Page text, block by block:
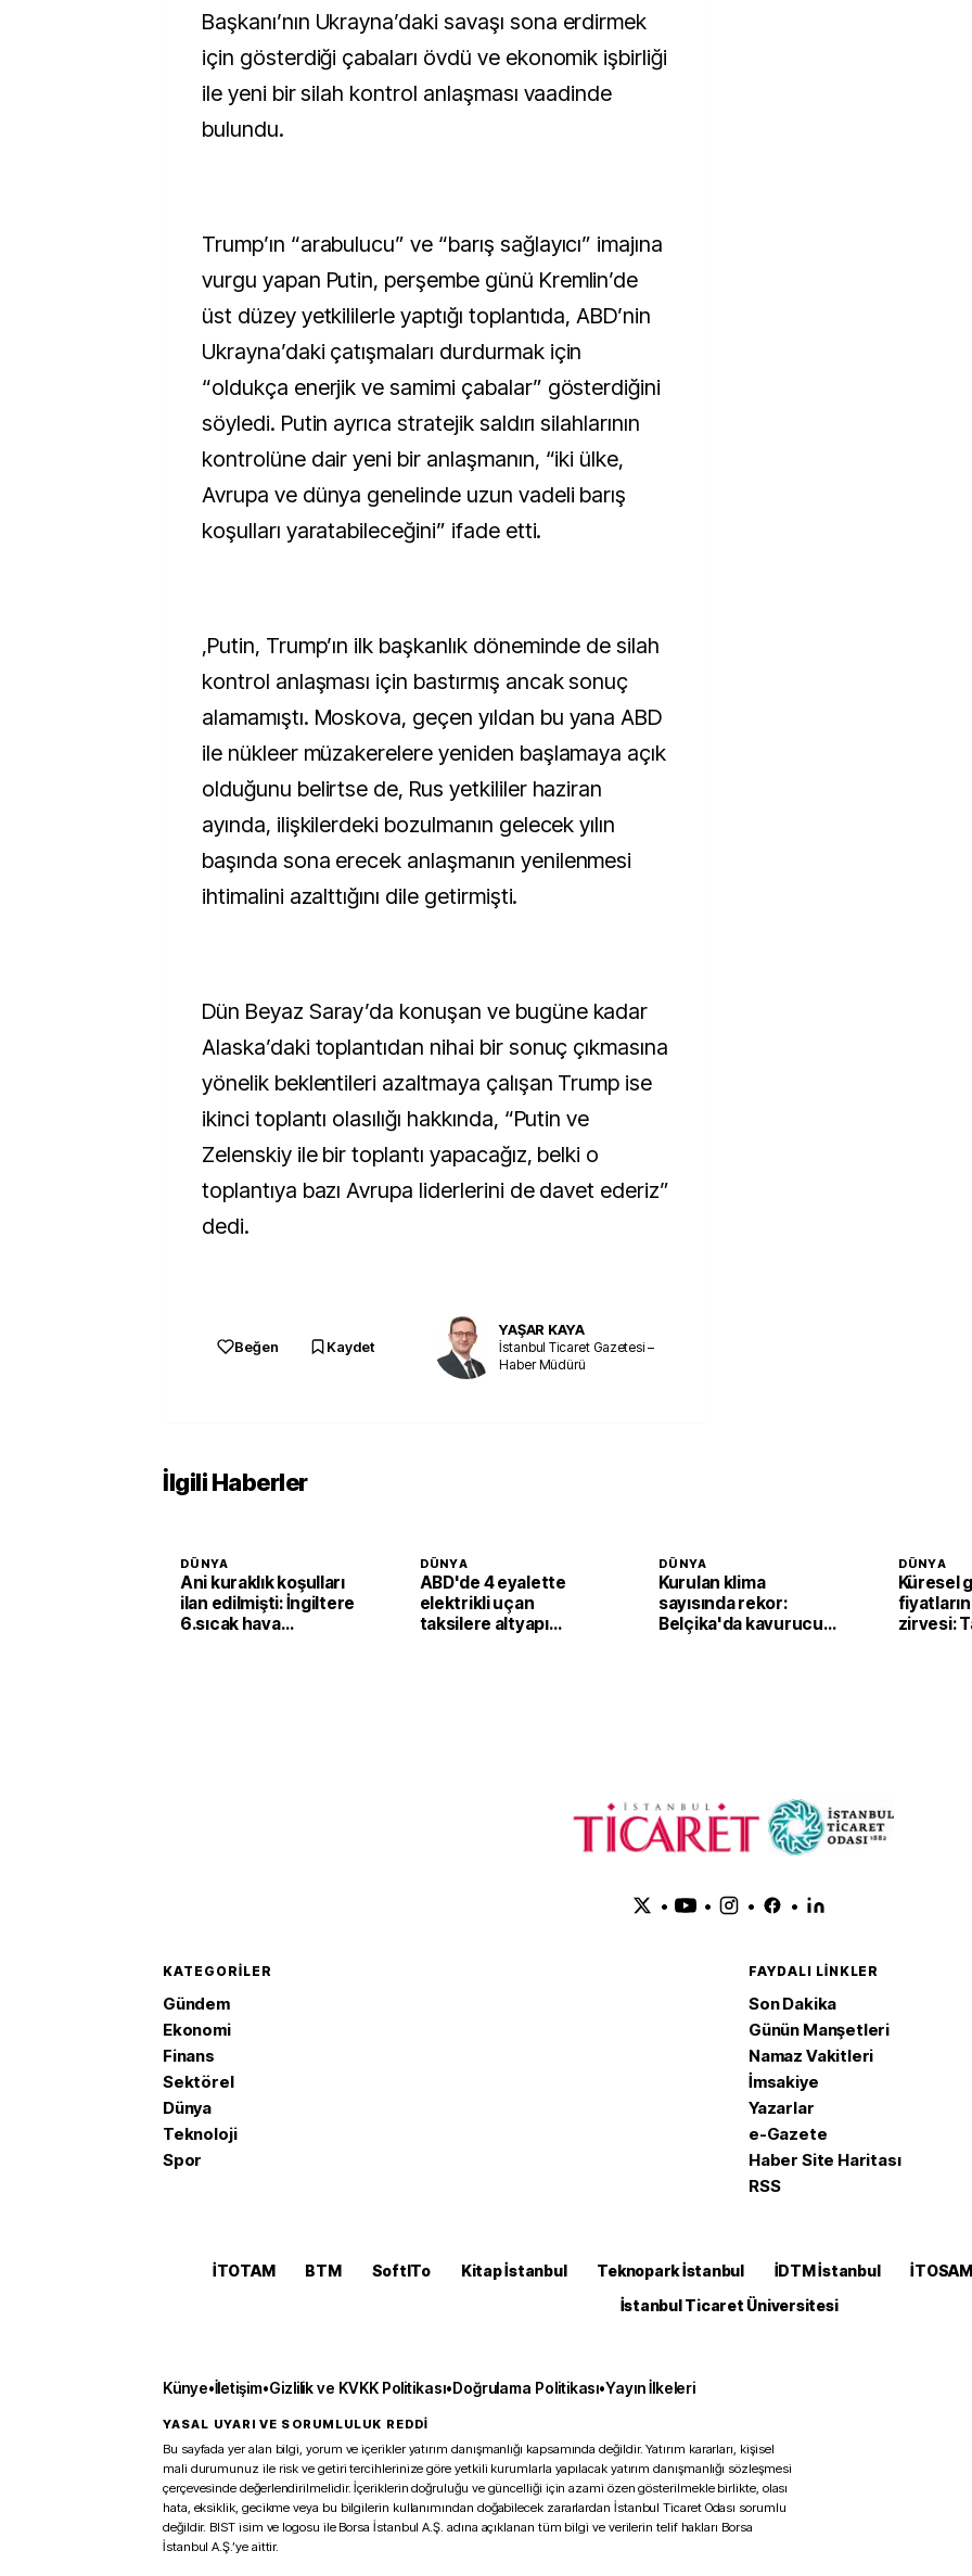
Başkanı’nın Ukrayna’daki savaşı sona erdirmek
için gösterdiği çabaları övdü ve ekonomik işbirliği
ile yeni bir silah kontrol anlaşması vaadinde
bulundu.
Trump’ın “arabulucu” ve “barış sağlayıcı” imajına
vurgu yapan Putin, perşembe günü Kremlin’de
üst düzey yetkililerle yaptığı toplantıda, ABD’nin
Ukrayna’daki çatışmaları durdurmak için
“oldukça enerjik ve samimi çabalar” gösterdiğini
söyledi. Putin ayrıca stratejik saldırı silahlarının
kontrolüne dair yeni bir anlaşmanın, “iki ülke,
Avrupa ve dünya genelinde uzun vadeli barış
koşulları yaratabileceğini” ifade etti.
,Putin, Trump’ın ilk başkanlık döneminde de silah
kontrol anlaşması için bastırmış ancak sonuç
alamamıştı. Moskova, geçen yıldan bu yana ABD
ile nükleer müzakerelere yeniden başlamaya açık
olduğunu belirtse de, Rus yetkililer haziran
ayında, ilişkilerdeki bozulmanın gelecek yılın
başında sona erecek anlaşmanın yenilenmesi
ihtimalini azalttığını dile getirmişti.
Dün Beyaz Saray’da konuşan ve bugüne kadar
Alaska’daki toplantıdan nihai bir sonuç çıkmasına
yönelik beklentileri azaltmaya çalışan Trump ise
ikinci toplantı olasılığı hakkında, “Putin ve
Zelenskiy ile bir toplantı yapacağız, belki o
toplantıya bazı Avrupa liderlerini de davet ederiz”
dedi.
Beğen Kaydet
YAŞAR KAYA
İstanbul Ticaret Gazetesi –
Haber Müdürü
İlgili Haberler
DÜNYA
Ani kuraklık koşulları
ilan edilmişti: İngiltere
6.sıcak hava
DÜNYA
ABD'de 4 eyalette
elektrikli uçan
taksilere altyapı
DÜNYA
Kurulan klima
sayısında rekor:
Belçika'da kavurucu
DÜNYA
Küresel
zirvesi:
• • • •
KATEGORILER
Gündem
Ekonomi
Finans
Sektörel
Dünya
Teknoloji
Spor
FAYDALI LINKLER
Son Dakika
Günün Manşetleri
Namaz Vakitleri
İmsakiye
Yazarlar
e-Gazete
Haber Site Haritası
RSS
İTOTAM BTM SoftITo Kitap İstanbul Teknopark İstanbul İDTM İstanbul İTOSAM
İstanbul Ticaret Üniversitesi
Künye•İletişim•Gizlilik ve KVKK Politikası•Doğrulama Politikası•Yayın İlkeleri
YASAL UYARI VE SORUMLULUK REDDİ
Bu sayfada yer alan bilgi, yorum ve içerikler yatırım danışmanlığı kapsamında değildir. Yatırım kararları, kişisel
mali durumunuz ile risk ve getiri tercihlerinize göre yetkili kurumlarla yapılacak yatırım danışmanlığı sözleşmesi
çerçevesinde değerlendirilmelidir. İçeriklerin doğruluğu ve güncelliği için azami özen gösterilmekle birlikte, olası
hata, eksiklik, gecikme veya bu bilgilerin kullanımından doğabilecek zararlardan İstanbul Ticaret Odası sorumlu
değildir. BIST isim ve logosu ile Borsa İstanbul A.Ş. adına açıklanan tüm bilgi ve verilerin telif hakları Borsa
İstanbul A.Ş.’ye aittir.